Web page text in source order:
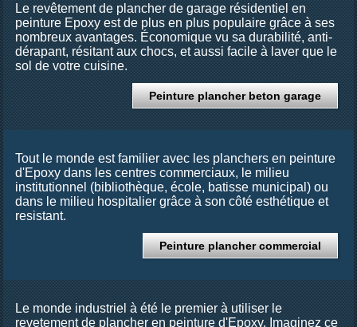
Le revêtement de plancher de garage résidentiel en
peinture Epoxy est de plus en plus populaire grâce à ses
nombreux avantages. Économique vu sa durabilité, anti-
dérapant, résitant aux chocs, et aussi facile à laver que le
sol de votre cuisine.
Peinture plancher beton garage
Tout le monde est familier avec les planchers en peinture
d'Epoxy dans les centres commerciaux, le milieu
institutionnel (bibliothèque, école, batisse municipal) ou
dans le milieu hospitalier grâce à son côté esthétique et
resistant.
Peinture plancher commercial
Le monde industriel à été le premier à utiliser le
revetement de plancher en peinture d'Epoxy. Imaginez ce